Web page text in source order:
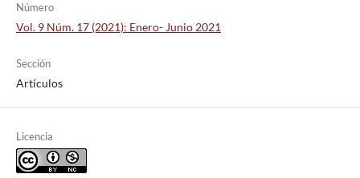
Número
Vol. 9 Núm. 17 (2021): Enero- Junio 2021
Sección
Artículos
Licencia